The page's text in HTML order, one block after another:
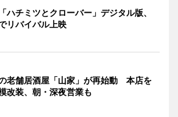
ハチミツとクローバー」デジタル版、
リバイバル上映
老舗居酒屋「山家」が再始動 本店を
改装、朝・深夜営業も